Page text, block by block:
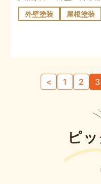
外壁塗装 屋根塗装
< 1 2 3
ピ